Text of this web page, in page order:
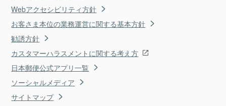
Webアクセシビリティ方針
お客さま本位の業務運営に関する基本方針
勧誘方針
カスタマーハラスメントに関する考え方
日本郵便公式アプリ一覧
ソーシャルメディア
サイトマップ